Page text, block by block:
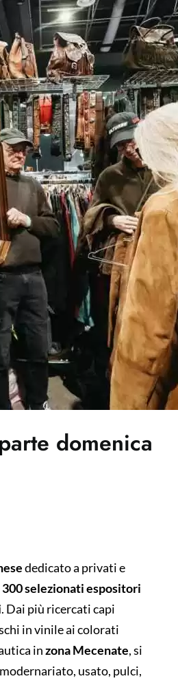
domenica
dedicato a privati e
300 selezionati espositori
. Dai più ricercati capi
in vinile ai colorati
inzona Mecenate, si
usato, pulci,